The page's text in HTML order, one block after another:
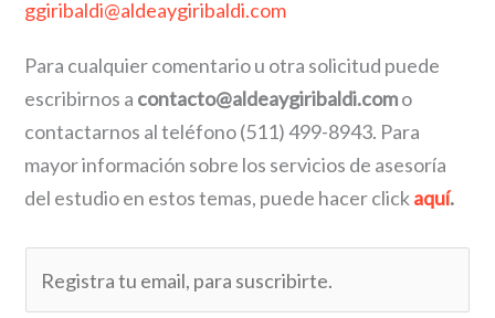
ggiribaldi@aldeaygiribaldi.com
Para cualquier comentario u otra solicitud puede
escribirnos a contacto@aldeaygiribaldi.como
contactarnos al teléfono (511) 499-8943. Para
mayor información sobre los servicios de asesoría
del estudio en estos temas, puede hacer clickaquí.